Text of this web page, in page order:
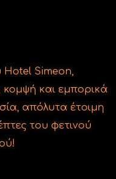
Hotel Simeon,
και εμπορικά
απόλυτα έτοιμη
του φετινού